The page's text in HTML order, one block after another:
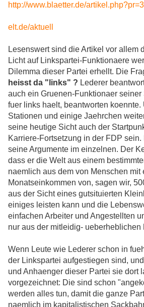
http://www.blaetter.de/
elt.de/aktuell
Lesenswert sind die Artikel vor allem
Licht auf Linkspartei-Funktionaere
Dilemma dieser Partei erhellt. Die
heisst da "links" ? Lederer
auch ein Gruenen-Funktionaer seiner
fuer links haelt, beantworten koennte.
Stationen und einige Jaehrchen
seine heutige Sicht auch der
Karriere-Fortsetzung in der FDP
seine Argumente im einzelnen. Der
dass er die Welt aus einem
naemlich aus dem von Menschen mit
Monatseinkommen von, sagen wir,
aus der Sicht eines gutsituierten
einiges leisten kann und die
einfachen Arbeiter und Angestellten
nur aus der mitleidig- ueberheblichen
Wenn Leute wie Lederer schon in
der Linkspartei aufgestiegen sind,
und Anhaenger dieser Partei sie dort
vorgezeichnet: Die sind schon
werden alles tun, damit die ganze
naemlich im kapitalistischen